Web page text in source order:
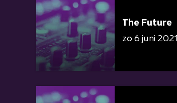
The Future
zo 6 juni 2021